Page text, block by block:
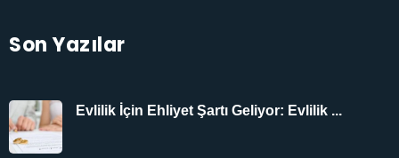
Son Yazılar
Evlilik İçin Ehliyet Şartı Geliyor: Evlilik ...